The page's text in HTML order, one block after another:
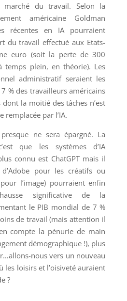
marché du travail. Selon la
américaine Goldman
récentes en IA pourraient
du travail effectué aux Etats-
euro (soit la perte de 300
temps plein, en théorie). Les
administratif seraient les
% des travailleurs américains
la moitié des tâches n’est
remplacée par l’IA.
ne sera épargné. La
que les systèmes d’IA
connu est ChatGPT mais il
pour les créatifs ou
pour l’image) pourraient enfin
significative de la
le PIB mondial de 7 %
de travail (mais attention il
compte la pénurie de main
démographique !), plus
nous vers un nouveau
les loisirs et l’oisiveté auraient
?